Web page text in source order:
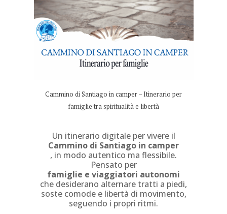
Cammino di Santiago in camper – Itinerario per
famiglie tra spiritualità e libertà
Un itinerario digitale per vivere il
Cammino di Santiago in camper
, in modo autentico ma flessibile.
Pensato per
famiglie e viaggiatori autonomi
che desiderano alternare tratti a piedi,
soste comode e libertà di movimento,
seguendo i propri ritmi.